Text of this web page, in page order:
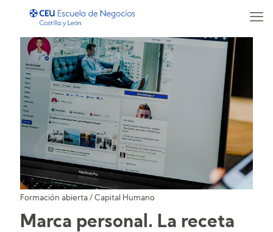
Formación abierta / Capital Humano
Marca personal. La receta